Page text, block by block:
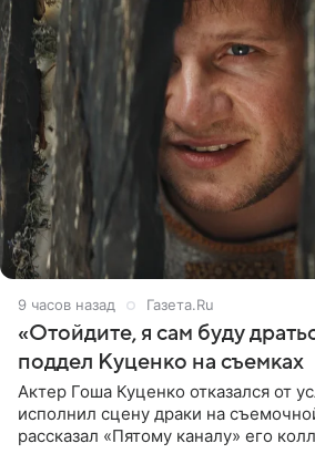
9 часов назад Газета.Ru
«Отойдите, я сам буду
поддел Куценко на съемках
Актер Гоша Куценко отказался от
исполнил сцену драки на
рассказал «Пятому каналу» его